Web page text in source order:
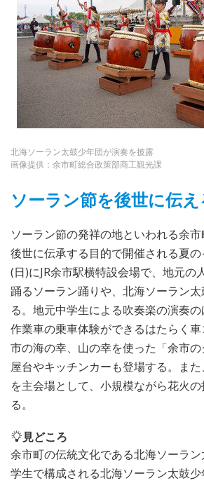
北海ソーラン太鼓少年団が演奏を披露
画像提供：余市町総合政策部商工観光課
ソーラン節を後世に伝え
ソーラン節の発祥の地といわれる余
後世に伝承する目的で開催される夏
(日)にJR余市駅横特設会場で、地元の
踊るソーラン踊りや、北海ソーラン
る。地元中学生による吹奏楽の演奏
作業車の乗車体験ができるはたらく
市の海の幸、山の幸を使った「余市
屋台やキッチンカーも登場する。ま
を主会場として、小規模ながら花火
る。
見どころ
余市町の伝統文化である北海ソーラ
学生で構成される北海ソーラン太鼓